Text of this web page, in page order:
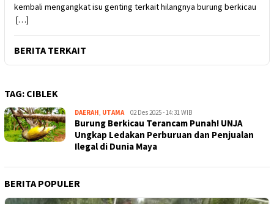
kembali mengangkat isu genting terkait hilangnya burung berkicau
[…]
BERITA TERKAIT
TAG: CIBLEK
DAERAH UTAMA Kejar
Kabar
02 Des 2025 - 14:31 WIB
Burung Berkicau Terancam Punah! UNJA
Ungkap Ledakan Perburuan dan Penjualan
Ilegal di Dunia Maya
BERITA POPULER